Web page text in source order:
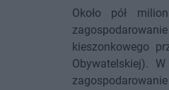
Około pół
kieszonkowego
Obywatelskiej).